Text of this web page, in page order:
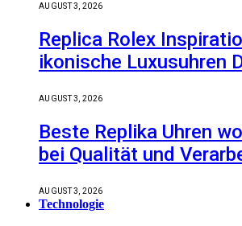
AUGUST 3, 2026
Replica Rolex
ikonische Luxusuhren
AUGUST 3, 2026
Beste Replika Uhren
bei Qualität und
AUGUST 3, 2026
Technologie